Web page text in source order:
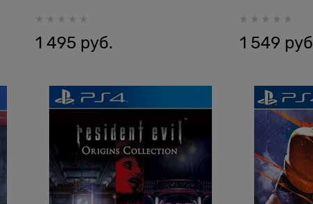
1 495 руб. 1 549